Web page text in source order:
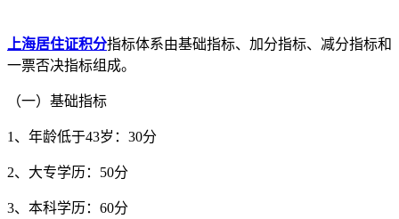
上海居住证积分指标体系由基础指标、加分指标、减分指标和
一票否决指标组成。
（一）基础指标
1、年龄低于43岁：30分
2、大专学历：50分
3、本科学历：60分